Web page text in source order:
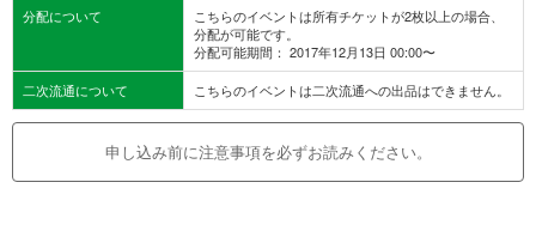
分配について
こちらのイベントは所有チケットが2枚以上の場合、
分配が可能です。
分配可能期間： 2017年12月13日 00:00〜
二次流通について
こちらのイベントは二次流通への出品はできません。
申し込み前に注意事項を必ずお読みください。